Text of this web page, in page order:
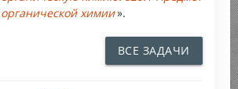
органической химии».
ВСЕ ЗАДАЧИ